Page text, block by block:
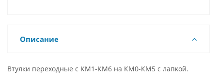
Описание
Втулки переходные с КМ1-КМ6 на КМ0-КМ5 с лапкой.